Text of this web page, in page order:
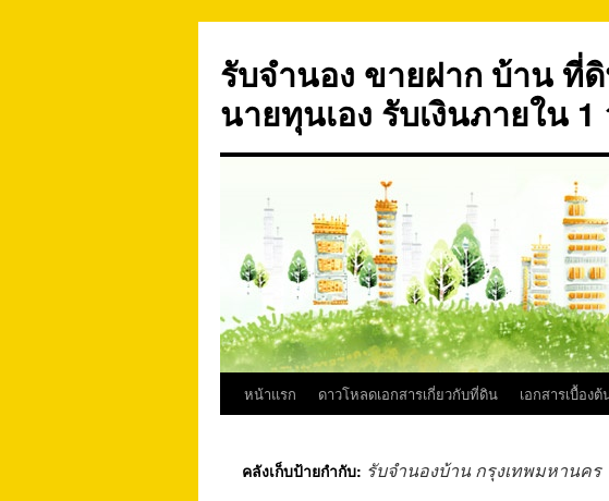
ยัง
เนื้อหา
รับจำนอง ขายฝาก บ้าน ที่
นายทุนเอง รับเงินภายใน 1
หน้าแรก ดาวโหลดเอกสารเกี่ยวกับที่ดิน เอกสารเบื้อง
คลังเก็บป้ายกำกับ: รับจำนองบ้าน กรุงเทพมหานคร